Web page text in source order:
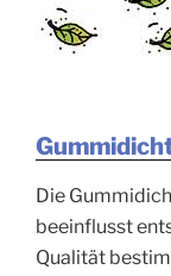
Die
beeinflusst
Qualität